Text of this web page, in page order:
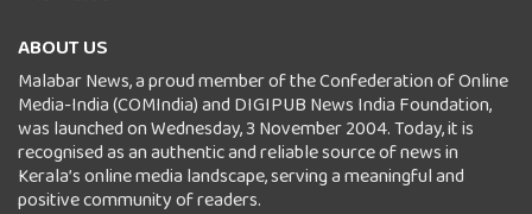
ABOUT US
Malabar News, a proud member of the Confederation of Online
Media-India (COMIndia) and DIGIPUB News India Foundation,
was launched on Wednesday, 3 November 2004. Today, it is
recognised as an authentic and reliable source of news in
Kerala’s online media landscape, serving a meaningful and
positive community of readers.